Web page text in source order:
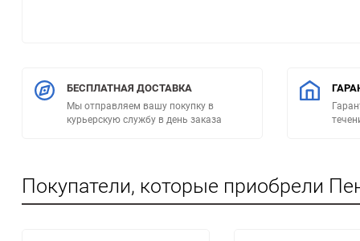
БЕСПЛАТНАЯ ДОСТАВКА
Мы отправляем вашу покупку в
курьерскую службу в день заказа
Покупатели, которые приобрели